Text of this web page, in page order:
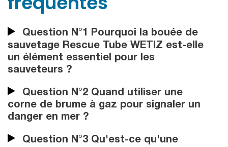
Question N°1 Pourquoi la bouée de
sauvetage Rescue Tube WETIZ est-elle
un élément essentiel pour les
sauveteurs ?
Question N°2 Quand utiliser une
corne de brume à gaz pour signaler un
danger en mer ?
Question N°3 Qu'est-ce qu'une